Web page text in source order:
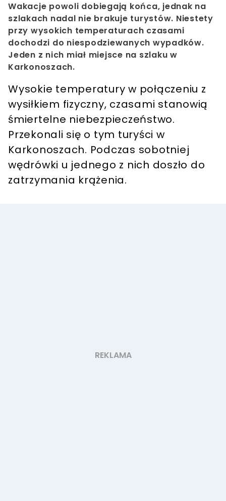
Wakacje powoli dobiegają końca, jednak na
szlakach nadal nie brakuje turystów. Niestety
przy wysokich temperaturach czasami
dochodzi do niespodziewanych wypadków.
Jeden z nich miał miejsce na szlaku w
Karkonoszach.
Wysokie temperatury w połączeniu z
wysiłkiem fizyczny, czasami stanowią
śmiertelne niebezpieczeństwo.
Przekonali się o tym turyści w
Karkonoszach. Podczas sobotniej
wędrówki u jednego z nich doszło do
zatrzymania krążenia.